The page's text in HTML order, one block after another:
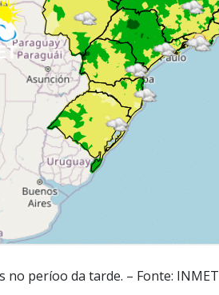
períoo da tarde. – Fonte: INMET